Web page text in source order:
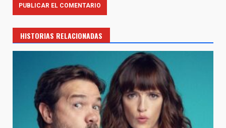
HISTORIAS RELACIONADAS